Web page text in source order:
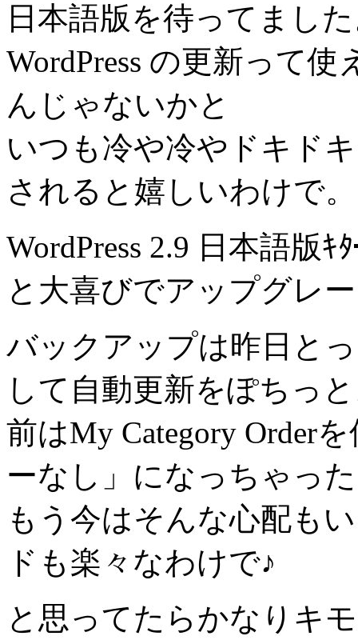
日本語版を待ってまし
WordPress の更新って
んじゃないかと
いつも冷や冷やドキド
されると嬉しいわけで。
WordPress 2.9 日本語
と大喜びでアップグレ
バックアップは昨日と
して自動更新をぽちっ
前はMy Category Order
ーなし」になっちゃっ
もう今はそんな心配も
ドも楽々なわけで♪
と思ってたらかなりキ